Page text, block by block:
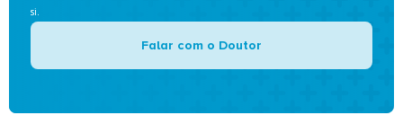
si.
Falar com o Doutor